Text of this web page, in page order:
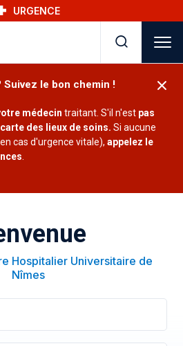
URGENCE
le bon chemin !
médecin traitant. S'il n'est pas
des lieux de soins. Si aucune
cas d'urgence vitale), appelez le
Hospitalier Universitaire de
Nîmes